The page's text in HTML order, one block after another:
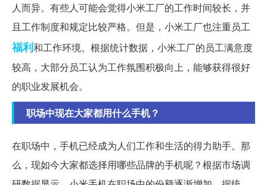
人而异。有些人可能会觉得小米工厂的工作时间较长，并
且工作制度和规定比较严格。但是，小米工厂也注重员工
福利和工作环境。根据统计数据，小米工厂的员工满意度
较高，大部分员工认为工作氛围积极向上，能够获得很好
的职业发展机会。
职场中现在大家都用什么手机？
在职场中，手机已经成为人们工作和生活的得力助手。那
么，现如今大家都选择用哪些品牌的手机呢？根据市场调